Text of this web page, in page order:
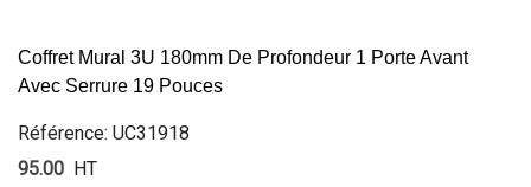
Coffret Mural 3U 180mm De Profondeur 1 Porte Avant
Avec Serrure 19 Pouces
Référence: UC31918
95.00 HT